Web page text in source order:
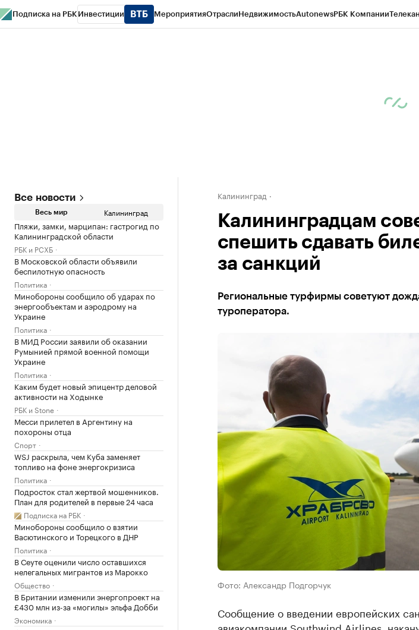
Подписка на РБК Инвестиции МероприятияОтраслиНедвижимостьAutonewsРБК Компании
Все новости
Весь мир Калининград
Пляжи, замки, марципан: гастрогид по
Калининградской области
РБК и РСХБ
В Московской области объявили
беспилотную опасность
Политика
Минобороны сообщило об ударах по
энергообъектам и аэродрому на
Украине
Политика
В МИД России заявили об оказании
Румынией прямой военной помощи
Украине
Политика
Каким будет новый эпицентр деловой
активности на Ходынке
РБК и Stone
Месси прилетел в Аргентину на
похороны отца
Спорт
WSJ раскрыла, чем Куба заменяет
топливо на фоне энергокризиса
Политика
Подросток стал жертвой мошенников.
План для родителей в первые 24 часа
Подписка на РБК
Минобороны сообщило о взятии
Васютинского и Торецкого в ДНР
Политика
В Сеуте оценили число оставшихся
нелегальных мигрантов из Марокко
Общество
В Британии изменили энергопроект на
£430 млн из-за «могилы» эльфа Добби
Экономика
Калининград
Калининградцам
спешить сдавать
за санкций
Региональные турфирмы советуют
туроператора.
Фото: Александр Подгорчук
Сообщение о введении европейских